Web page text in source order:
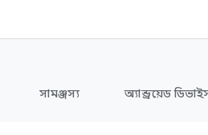
সামঞ্জস্য অ্যান্ড্রয়েড